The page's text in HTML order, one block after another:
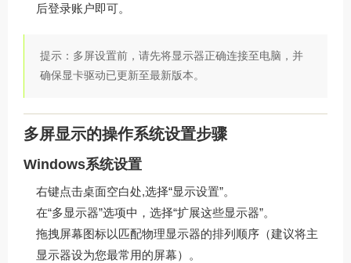
后登录账户即可。
提示：多屏设置前，请先将显示器正确连接至电脑，并
确保显卡驱动已更新至最新版本。
多屏显示的操作系统设置步骤
Windows系统设置
右键点击桌面空白处,选择“显示设置”。
在“多显示器”选项中，选择“扩展这些显示器”。
拖拽屏幕图标以匹配物理显示器的排列顺序（建议将主
显示器设为您最常用的屏幕）。